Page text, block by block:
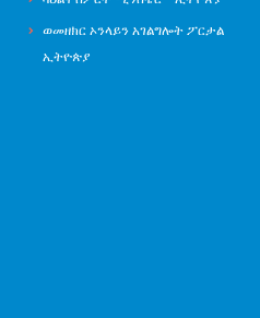
ወመዘክር ኦንላይን አገልግሎት ፖርታል
ኢትዮጵያ